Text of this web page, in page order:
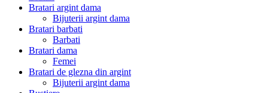
Bratari argint dama
Bijuterii argint dama
Bratari barbati
Barbati
Bratari dama
Femei
Bratari de glezna din argint
Bijuterii argint dama